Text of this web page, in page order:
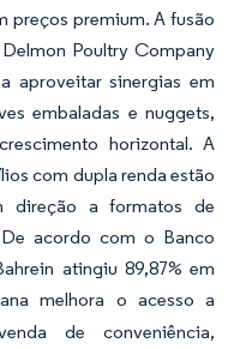
preços premium. A fusão
Poultry Company
aproveitar sinergias em
embaladas e nuggets,
horizontal. A
com dupla renda estão
direção a formatos de
acordo com o Banco
atingiu 89,87% em
melhora o acesso a
de conveniência,